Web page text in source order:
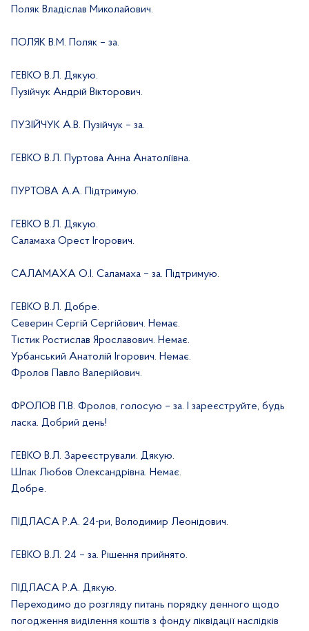
Поляк Владіслав Миколайович.
ПОЛЯК В.М. Поляк – за.
ГЕВКО В.Л. Дякую.
Пузійчук Андрій Вікторович.
ПУЗІЙЧУК А.В. Пузійчук – за.
ГЕВКО В.Л. Пуртова Анна Анатоліївна.
ПУРТОВА А.А. Підтримую.
ГЕВКО В.Л. Дякую.
Саламаха Орест Ігорович.
САЛАМАХА О.І. Саламаха – за. Підтримую.
ГЕВКО В.Л. Добре.
Северин Сергій Сергійович. Немає.
Тістик Ростислав Ярославович. Немає.
Урбанський Анатолій Ігорович. Немає.
Фролов Павло Валерійович.
ФРОЛОВ П.В. Фролов, голосую – за. І зареєструйте, будь
ласка. Добрий день!
ГЕВКО В.Л. Зареєстрували. Дякую.
Шпак Любов Олександрівна. Немає.
Добре.
ПІДЛАСА Р.А. 24-ри, Володимир Леонідович.
ГЕВКО В.Л. 24 – за. Рішення прийнято.
ПІДЛАСА Р.А. Дякую.
Переходимо до розгляду питань порядку денного щодо
погодження виділення коштів з фонду ліквідації наслідків